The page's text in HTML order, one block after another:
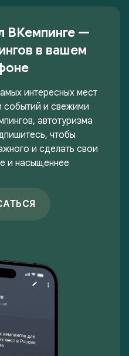
ВКемпинге —
в вашем
интересных мест
событий и свежими
автотуризма
чтобы
и сделать свои
и насыщеннее